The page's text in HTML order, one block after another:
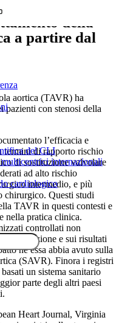
del CLI
internazionali
cardiologico
della
a partire dal
aortica (TAVR) ha
pazienti con stenosi della
l’efficacia e
di rapporto rischio
di sostituzione valvolare
ad alto rischio
intermedio, e più
chirurgico. Questi studi
TAVR in questi contesti e
nella pratica clinica.
controllati non
e sui risultati
he essa abbia avuto sulla
(SAVR). Finora i registri
un sistema sanitario
parte degli altri paesi
Heart Journal, Virginia